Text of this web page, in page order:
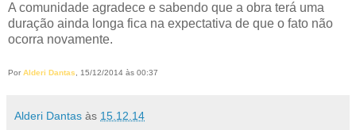
A comunidade agradece e sabendo que a obra terá uma
duração ainda longa fica na expectativa de que o fato não
ocorra novamente.
Por Alderi Dantas, 15/12/2014 às 00:37
Alderi Dantas às 15.12.14